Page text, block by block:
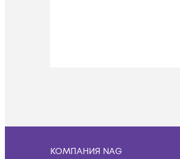
КОМПАНИЯ NAG